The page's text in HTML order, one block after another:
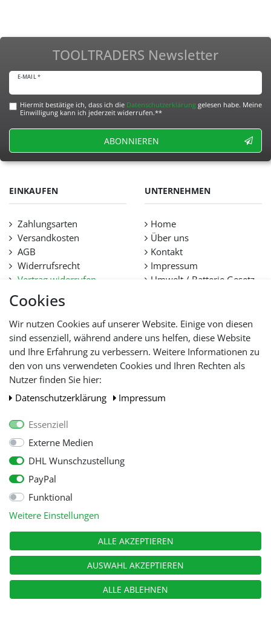
Cookies
Wir nutzen Cookies auf unserer Website. Einige von diesen
sind essenziell, während andere uns helfen, diese Website
und Ihre Erfahrung zu verbessern. Weitere Informationen zu
den von uns verwendeten Cookies und Ihren Rechten als
Nutzer finden Sie hier:
Daten­schutz­erklärung
Impressum
Essenziell
Externe Medien
DHL Wunschzustellung
PayPal
Funktional
Weitere Einstellungen
ALLE AKZEPTIEREN
AUSWAHL AKZEPTIEREN
ALLE ABLEHNEN
TOOLTRADERS Newsletter
E-MAIL *
Hiermit bestätige ich, dass ich die Daten­schutz­erklärunggelesen habe. Meine
Einwilligung kann ich jederzeit widerrufen.**
ABONNIEREN
EINKAUFEN
Zahlungsarten
Versandkosten
AGB
Widerrufsrecht
Vertrag widerrufen
Datenschutz
Hilfe
Lieferfristen und
Lieferbeschränkung
UNTERNEHMEN
Home
Über uns
Kontakt
Impressum
Umwelt / Batterie Gesetz
WIR AKZEPTIEREN
© Copyright 2026 Tooltraders GmbH. Alle Rechte vorbehalten